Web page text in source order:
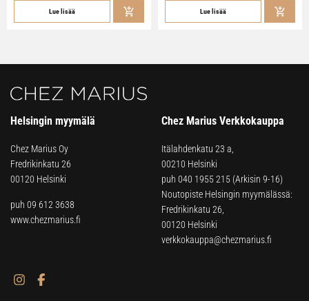
Lue lisää Lue lisää
Helsingin myymälä
Chez Marius Oy
Fredrikinkatu 26
00120 Helsinki
puh 09 612 3638
www.chezmarius.fi
Chez Marius Verkkokauppa
Itälahdenkatu 23 a,
00210 Helsinki
puh 040 1955 215 (Arkisin 9-16)
Noutopiste Helsingin myymälässä:
Fredrikinkatu 26,
00120 Helsinki
verkkokauppa@chezmarius.fi